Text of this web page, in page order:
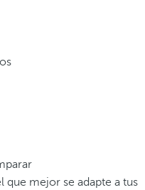
que mejor se adapte a tus